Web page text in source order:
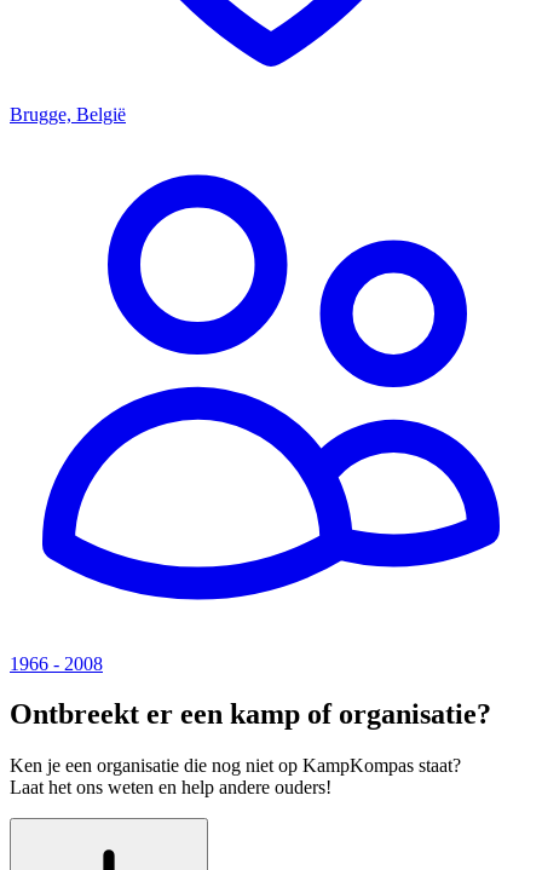
Brugge, België
1966 - 2008
Ontbreekt er een kamp of organisatie?
Ken je een organisatie die nog niet op KampKompas staat?
Laat het ons weten en help andere ouders!